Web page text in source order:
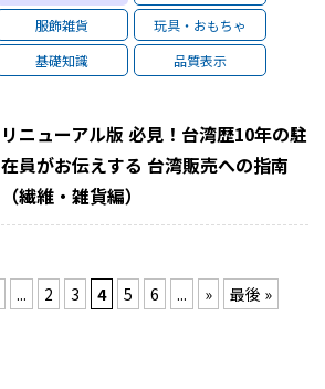
服飾雑貨
玩具・おもちゃ
基礎知識
品質表示
リニューアル版 必見！台湾歴10年の駐
在員がお伝えする 台湾販売への指南
（繊維・雑貨編）
... 2 3 4 5 6 ... » 最後 »